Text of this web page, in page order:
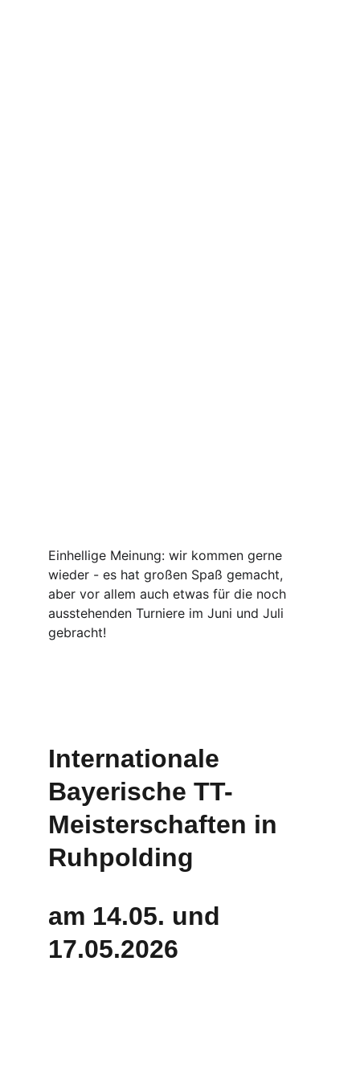
Einhellige Meinung: wir kommen gerne
wieder - es hat großen Spaß gemacht,
aber vor allem auch etwas für die noch
ausstehenden Turniere im Juni und Juli
gebracht!
Internationale
Bayerische TT-
Meisterschaften in
Ruhpolding
am 14.05. und
17.05.2026